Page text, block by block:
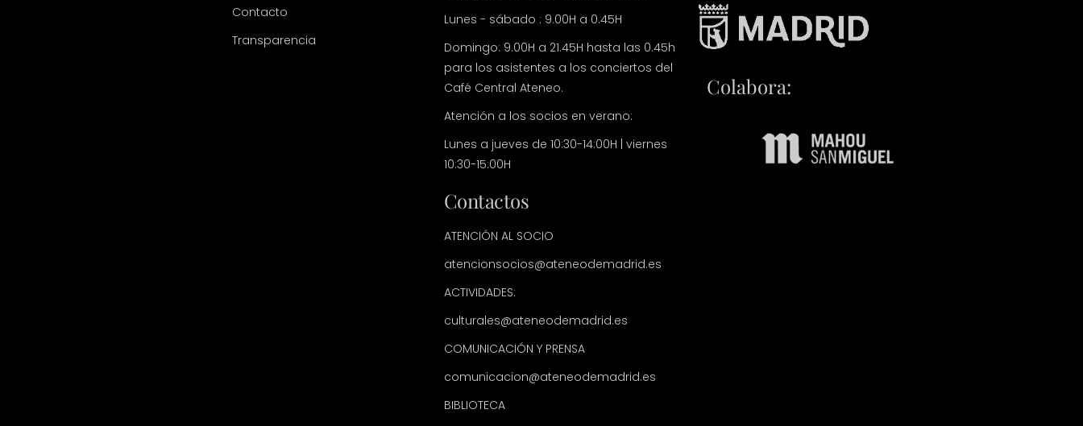
Contacto
Transparencia
Lunes - sábado : 9.00H a 0.45H
Domingo: 9.00H a 21.45H hasta las 0.45h
para los asistentes a los conciertos del
Café Central Ateneo.
Atención a los socios en verano:
Lunes a jueves de 10:30-14:00H | viernes
10:30-15:00H
Contactos
ATENCIÓN AL SOCIO
atencionsocios@ateneodemadrid.es
ACTIVIDADES:
culturales@ateneodemadrid.es
COMUNICACIÓN Y PRENSA
comunicacion@ateneodemadrid.es
BIBLIOTECA
Colabora: